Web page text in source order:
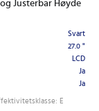
Justerbar Høyde
Svart
27.0 "
LCD
Ja
Ja
E